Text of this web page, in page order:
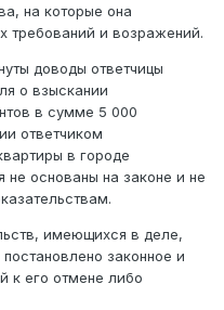
на которые она
требований и возражений.
доводы ответчицы
о взыскании
в сумме 5 000
ответчиком
в городе
не основаны на законе и не
имеющихся в деле,
законное и
к его отмене либо